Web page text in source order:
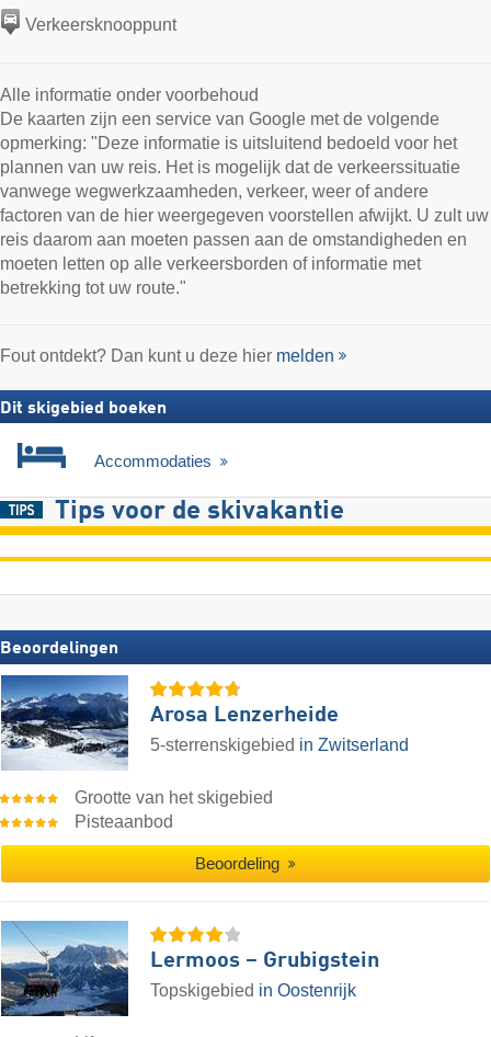
Verkeersknooppunt
Alle informatie onder voorbehoud
De kaarten zijn een service van Google met de volgende
opmerking: "Deze informatie is uitsluitend bedoeld voor het
plannen van uw reis. Het is mogelijk dat de verkeerssituatie
vanwege wegwerkzaamheden, verkeer, weer of andere
factoren van de hier weergegeven voorstellen afwijkt. U zult uw
reis daarom aan moeten passen aan de omstandigheden en
moeten letten op alle verkeersborden of informatie met
betrekking tot uw route."
Fout ontdekt? Dan kunt u deze hier melden
Dit skigebied boeken
Accommodaties
Tips voor de skivakantie
Beoordelingen
Arosa Lenzerheide
5-sterrenskigebied in Zwitserland
Grootte van het skigebied
Pisteaanbod
Beoordeling
Lermoos – Grubigstein
Topskigebied in Oostenrijk